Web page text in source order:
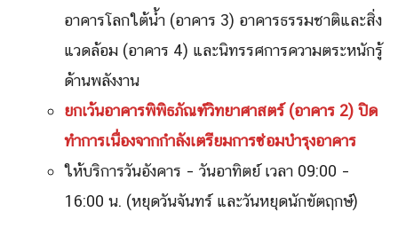
อาคารโลกใต้น้ำ (อาคาร 3) อาคารธรรมชาติและสิ่ง
แวดล้อม (อาคาร 4) และนิทรรศการความตระหนักรู้
ด้านพลังงาน
ยกเว้นอาคารพิพิธภัณฑ์วิทยาศาสตร์ (อาคาร 2) ปิด
ทำการเนื่องจากกำลังเตรียมการซ่อมบำรุงอาคาร
ให้บริการวันอังคาร – วันอาทิตย์ เวลา 09:00 –
16:00 น. (หยุดวันจันทร์ และวันหยุดนักขัตฤกษ์)